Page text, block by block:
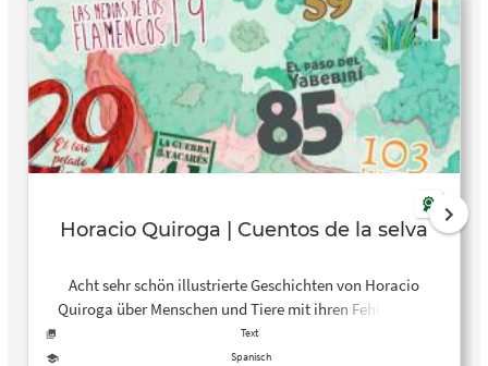
Horacio Quiroga | Cuentos de la selva
Acht sehr schön illustrierte Geschichten von Horacio
Quiroga über Menschen und Tiere mit ihren Fehlern und
Tugenden.
Text
Spanisch